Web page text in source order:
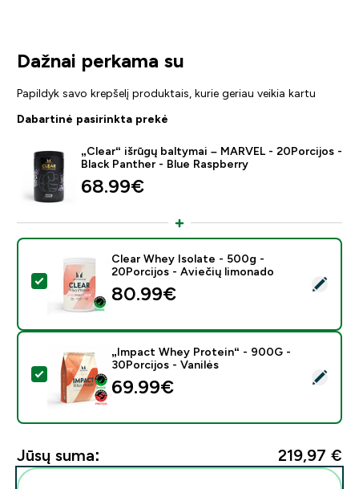
Dažnai perkama su
Papildyk savo krepšelį produktais, kurie geriau veikia kartu
Dabartinė pasirinkta prekė
„Clear“ išrūgų baltymai – MARVEL - 20Porcijos -
Black Panther - Blue Raspberry
68.99€‎
Pasirinkti šį produktą - Clear Whey Isolate - 500g -
Clear Whey Isolate - 500g -
20Porcijos - Aviečių limonado
80.99€‎
Pasirinkti šį produktą - „Impact Whey Protein“ -
„Impact Whey Protein“ - 900G -
30Porcijos - Vanilės
69.99€‎
Jūsų suma: 219,97 €‎